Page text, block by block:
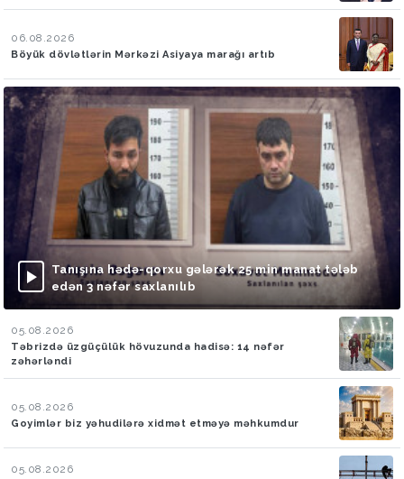
06.08.2026
Böyük dövlətlərin Mərkəzi Asiyaya marağı artıb
Tanışına hədə-qorxu gələrək 25 min manat tələb
edən 3 nəfər saxlanılıb
05.08.2026
Təbrizdə üzgüçülük hövuzunda hadisə: 14 nəfər
zəhərləndi
05.08.2026
Goyimlər biz yəhudilərə xidmət etməyə məhkumdur
05.08.2026